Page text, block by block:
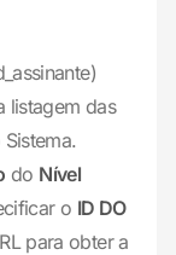
listagem das
do Nível
o ID DO
para obter a